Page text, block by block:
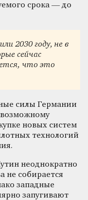
срока — до
2030 году, не в
сейчас
что это
силы Германии
возможному
новых систем
технологий
неоднократно
не собирается
западные
запугивают